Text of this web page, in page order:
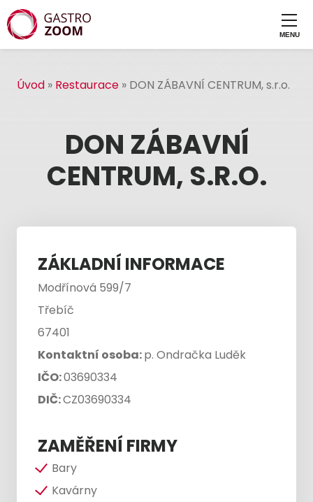
Úvod » Restaurace » DON ZÁBAVNÍ CENTRUM, s.r.o.
DON ZÁBAVNÍ
CENTRUM, S.R.O.
ZÁKLADNÍ INFORMACE
Modřínová 599/7
Třebíč
67401
Kontaktní osoba:p. Ondračka Luděk
IČO:03690334
DIČ:CZ03690334
ZAMĚŘENÍ FIRMY
Bary
Kavárny